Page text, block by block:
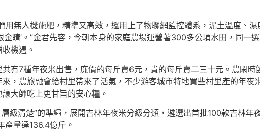
用無人機施肥，精準又高效，還用上了物聯網監控體系，泥土溫度、
金睛’。”金君先容，今朝本身的家庭農場運營著300多公頃水田，同
機遇。
有7種年夜米出售，廉價的每斤賣6元，貴的每斤賣二三十元。農閑
，農旅融會給村里帶來了活氣，不少游客城市特地買些村里產的年
大師吃上更甘旨的安心糧。
級清楚”的準繩，展開吉林年夜米分級分類，遴選出首批100款吉林年
量達136.4億斤。